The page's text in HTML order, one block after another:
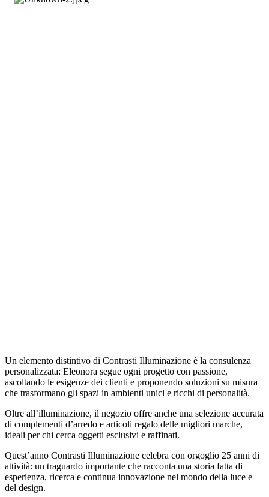
Un elemento distintivo di Contrasti Illuminazione è la consulenza
personalizzata: Eleonora segue ogni progetto con passione,
ascoltando le esigenze dei clienti e proponendo soluzioni su misura
che trasformano gli spazi in ambienti unici e ricchi di personalità.
Oltre all’illuminazione, il negozio offre anche una selezione accurata
di complementi d’arredo e articoli regalo delle migliori marche,
ideali per chi cerca oggetti esclusivi e raffinati.
Quest’anno Contrasti Illuminazione celebra con orgoglio 25 anni di
attività: un traguardo importante che racconta una storia fatta di
esperienza, ricerca e continua innovazione nel mondo della luce e
del design.